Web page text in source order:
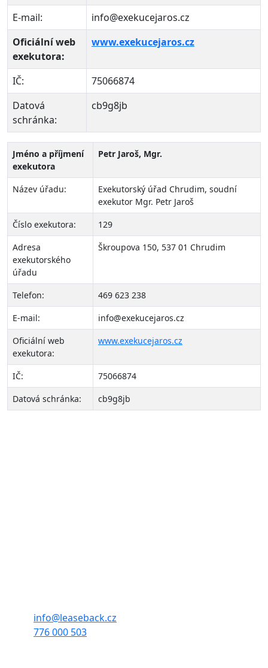
E-mail:
info@exekucejaros.cz
Oficiální web
exekutora:
www.exekucejaros.cz
IČ:
75066874
Datová
schránka:
cb9g8jb
Jméno a příjmení
exekutora
Petr Jaroš, Mgr.
Název úřadu:
Exekutorský úřad Chrudim, soudní
exekutor Mgr. Petr Jaroš
Číslo exekutora:
129
Adresa
exekutorského
úřadu
Škroupova 150, 537 01 Chrudim
Telefon:
469 623 238
E-mail:
info@exekucejaros.cz
Oficiální web
exekutora:
www.exekucejaros.cz
IČ:
75066874
Datová schránka:
cb9g8jb
info@leaseback.cz
776 000 503